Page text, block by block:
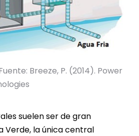
Breeze, P. (2014). Power
suelen ser de gran
Verde, la única central